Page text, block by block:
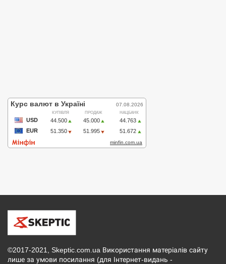
©2017-2021, Skeptic.com.ua Використання матеріалів сайту
лише за умови посилання (для Інтернет-видань -